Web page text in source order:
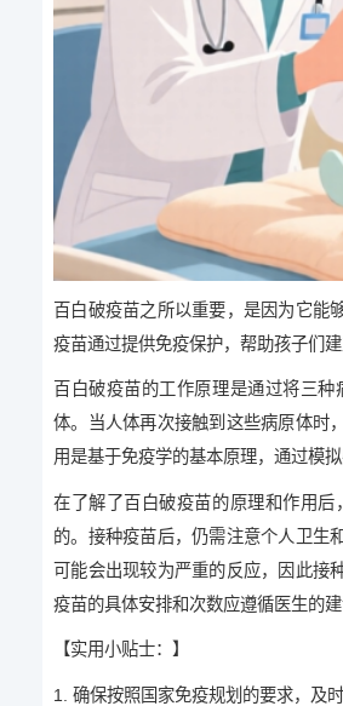
百白破疫苗之所以重要，是因为它能
疫苗通过提供免疫保护，帮助孩子们
百白破疫苗的工作原理是通过将三
体。当人体再次接触到这些病原体时
用是基于免疫学的基本原理，通过模
在了解了百白破疫苗的原理和作用
的。接种疫苗后，仍需注意个人卫生
可能会出现较为严重的反应，因此接
疫苗的具体安排和次数应遵循医生的
【实用小贴士：】
1. 确保按照国家免疫规划的要求，及